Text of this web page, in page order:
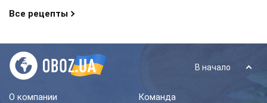
Все рецепты
В начало
О компании Команда